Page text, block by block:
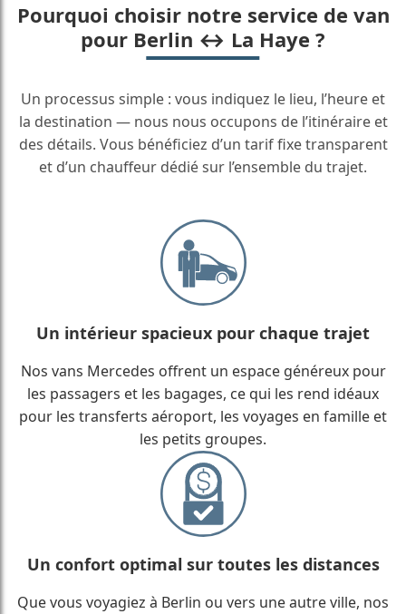
Pourquoi choisir notre service de van
pour Berlin ↔ La Haye ?
Un processus simple : vous indiquez le lieu, l’heure et
la destination — nous nous occupons de l’itinéraire et
des détails. Vous bénéficiez d’un tarif fixe transparent
et d’un chauffeur dédié sur l’ensemble du trajet.
Un intérieur spacieux pour chaque trajet
Nos vans Mercedes offrent un espace généreux pour
les passagers et les bagages, ce qui les rend idéaux
pour les transferts aéroport, les voyages en famille et
les petits groupes.
Un confort optimal sur toutes les distances
Que vous voyagiez à Berlin ou vers une autre ville, nos